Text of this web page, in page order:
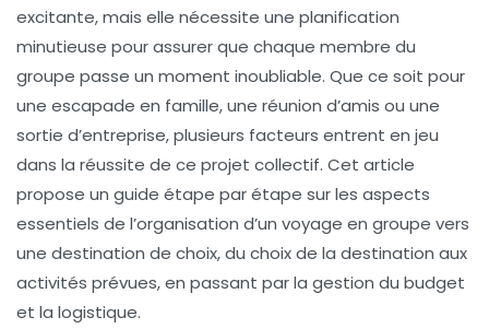
excitante, mais elle nécessite une planification
minutieuse pour assurer que chaque membre du
groupe passe un moment inoubliable. Que ce soit pour
une escapade en famille, une réunion d’amis ou une
sortie d’entreprise, plusieurs facteurs entrent en jeu
dans la réussite de ce projet collectif. Cet article
propose un guide étape par étape sur les aspects
essentiels de l’organisation d’un voyage en groupe vers
une destination de choix, du choix de la destination aux
activités prévues, en passant par la gestion du budget
et la logistique.